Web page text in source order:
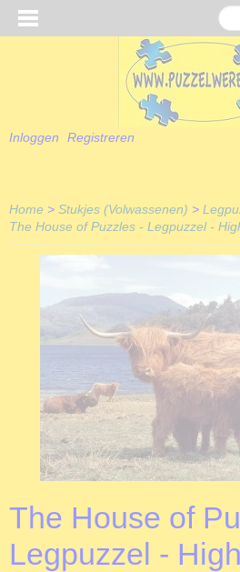
Inloggen Registreren
Home > Stukjes (Volwassenen) >
The House of Puzzles - Legpuzzel -
The House of
Legpuzzel -